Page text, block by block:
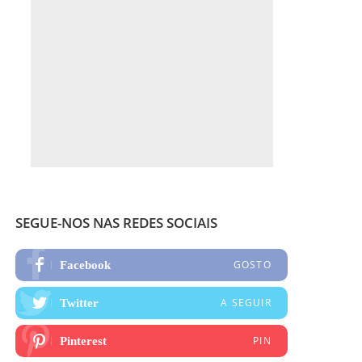
SEGUE-NOS NAS REDES SOCIAIS
Facebook GOSTO
Twitter A SEGUIR
Pinterest PIN